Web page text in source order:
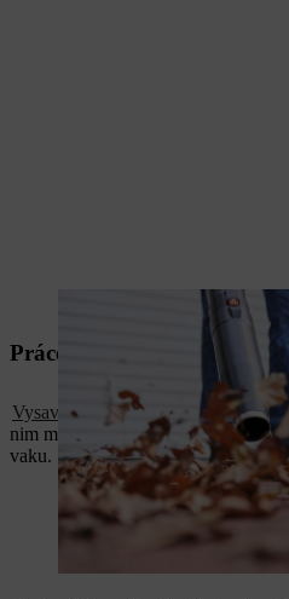
Fukary jsou všestranné přístroje s
Práce se zahradním
Vysavač s drtičem
je ergonomicky
nim má ještě další výhodu: naseká
vaku.